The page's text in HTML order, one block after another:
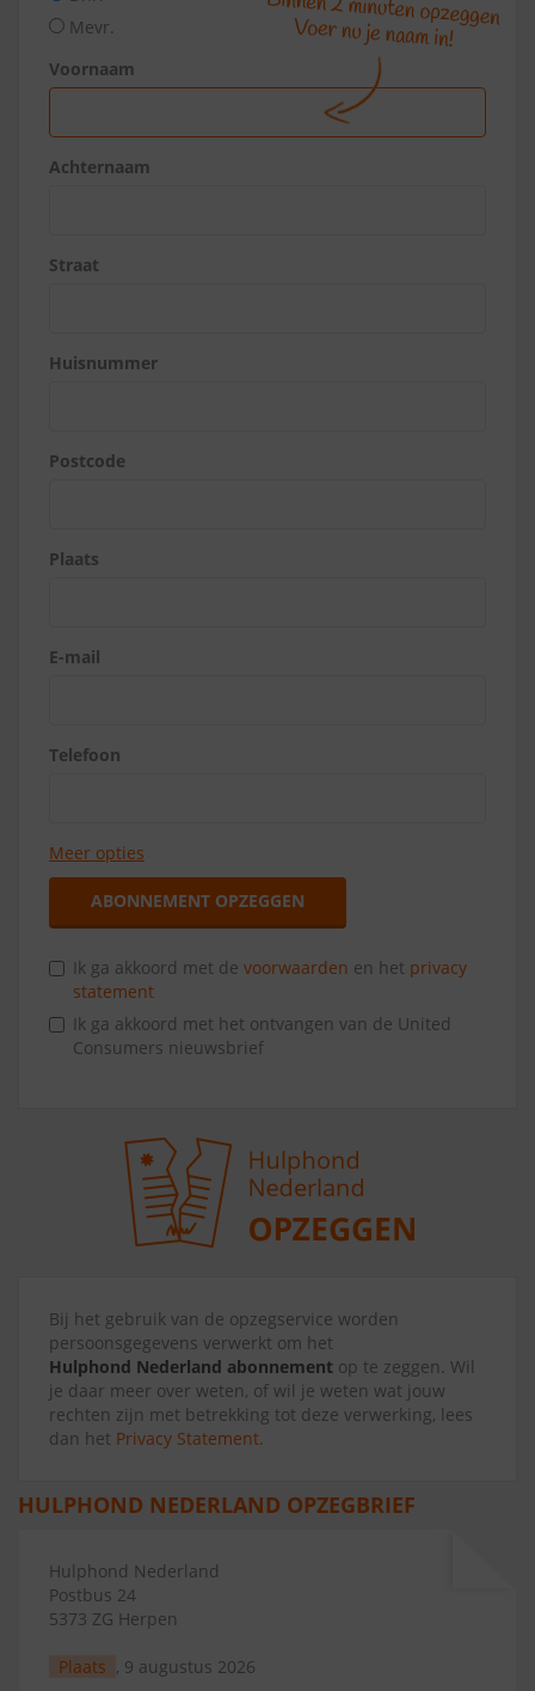
Mevr.
Voornaam
Achternaam
Straat
Huisnummer
Postcode
Plaats
E-mail
Telefoon
Meer opties
ABONNEMENT OPZEGGEN
Ik ga akkoord met de voorwaarden en het privacy
statement
Ik ga akkoord met het ontvangen van de United
Consumers nieuwsbrief
Bij het gebruik van de opzegservice worden
persoonsgegevens verwerkt om het
Hulphond Nederland abonnement op te zeggen. Wil
je daar meer over weten, of wil je weten wat jouw
rechten zijn met betrekking tot deze verwerking, lees
dan het Privacy Statement.
HULPHOND NEDERLAND OPZEGBRIEF
Hulphond Nederland
Postbus 24
5373 ZG Herpen
Plaats , 9 augustus 2026